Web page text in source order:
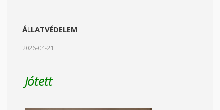
ÁLLATVÉDELEM
2026-04-21
Jótett